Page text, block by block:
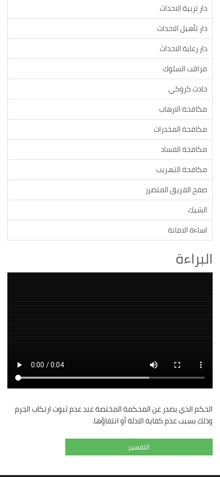
دار تربية الاحداث
دار تأهيل الاحداث
دار رعاية الاحداث
مراقب السلوك
حادث كروكي
مكافحة الارهاب
مكافحة المخدرات
مكافحة الفساد
مكافحة التهريب
صفح الفريق المتضرر
الشيك
اساءة الامانة
البراءة
الحكم الذي يصدر عن المحكمة المختصة عند عدم ثبوت ارتكاب الجرم
وذلك بسبب عدم كفاية الادلة أو انتفاؤها.